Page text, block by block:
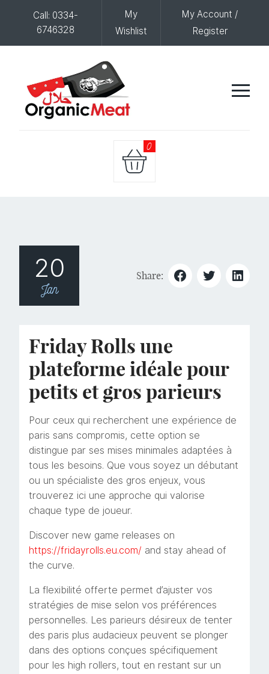
Call: 0334-
6746328
My
Wishlist
My Account /
Register
0
20
Jan
Share:
Friday Rolls une
plateforme idéale pour
petits et gros parieurs
Pour ceux qui recherchent une expérience de
paris sans compromis, cette option se
distingue par ses mises minimales adaptées à
tous les besoins. Que vous soyez un débutant
ou un spécialiste des gros enjeux, vous
trouverez ici une approche qui valorise
chaque type de joueur.
Discover new game releases on
https://fridayrolls.eu.com/ and stay ahead of
the curve.
La flexibilité offerte permet d’ajuster vos
stratégies de mise selon vos préférences
personnelles. Les parieurs désireux de tenter
des paris plus audacieux peuvent se plonger
dans des options conçues spécifiquement
pour les high rollers, tout en restant sur un